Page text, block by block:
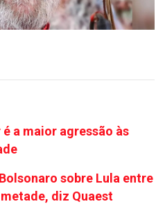
a maior agressão às
sobre Lula entre
diz Quaest